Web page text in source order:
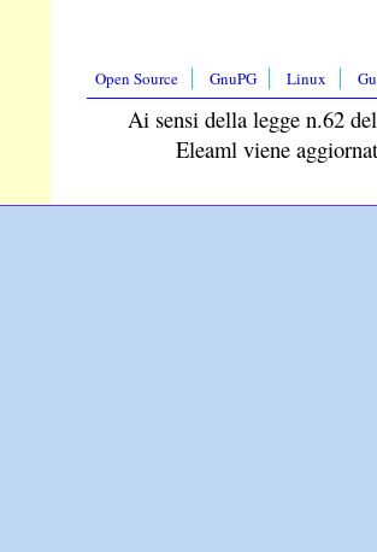
Open Source GnuPG Linux
Ai sensi della legge n.62
Eleaml viene